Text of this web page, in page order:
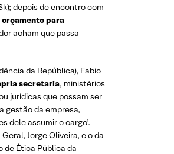
); depois de encontro com
para
acham que passa
da República), Fabio
secretaria, ministérios
jurídicas que possam ser
gestão da empresa,
dele assumir o cargo’.
Jorge Oliveira, e o da
de Ética Pública da